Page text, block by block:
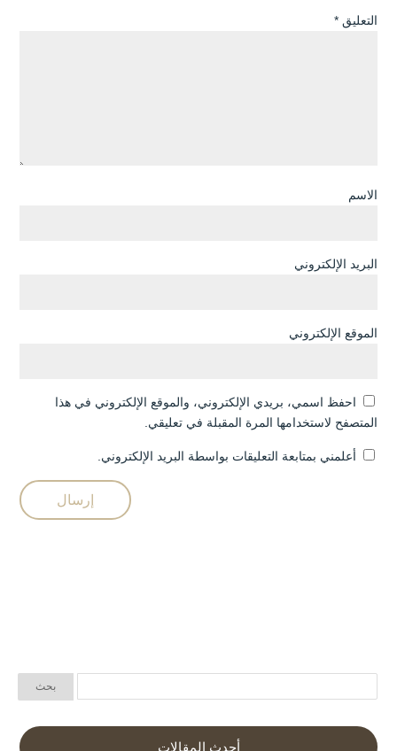
التعليق *
الاسم
البريد الإلكتروني
الموقع الإلكتروني
احفظ اسمي، بريدي الإلكتروني، والموقع الإلكتروني في هذا
المتصفح لاستخدامها المرة المقبلة في تعليقي.
أعلمني بمتابعة التعليقات بواسطة البريد الإلكتروني.
أحدث المقالات